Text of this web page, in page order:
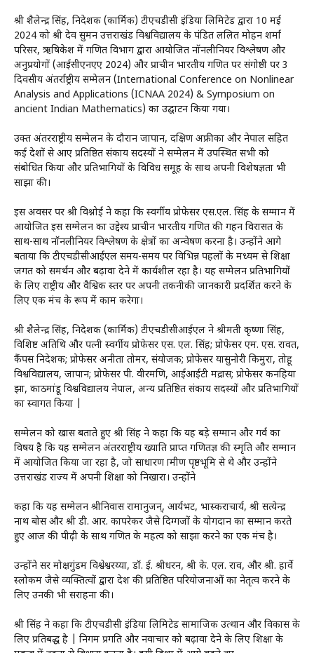
श्री शैलेन्द्र सिंह, निदेशक (कार्मिक) टीएचडीसी इंडिया लिमिटेड द्वारा 10 मई
2024 को श्री देव सुमन उत्तराखंड विश्वविद्यालय के पंडित ललित मोहन शर्मा
परिसर, ऋषिकेश में गणित विभाग द्वारा आयोजित नॉनलीनियर विश्लेषण और
अनुप्रयोगों (आईसीएनएए 2024) और प्राचीन भारतीय गणित पर संगोष्ठी पर 3
दिवसीय अंतर्राष्ट्रीय सम्मेलन (International Conference on Nonlinear
Analysis and Applications (ICNAA 2024) & Symposium on
ancient Indian Mathematics) का उद्घाटन किया गया।
उक्त अंतरराष्ट्रीय सम्मेलन के दौरान जापान, दक्षिण अफ्रीका और नेपाल सहित
कई देशों से आए प्रतिष्ठित संकाय सदस्यों ने सम्मेलन में उपस्थित सभी को
संबोधित किया और प्रतिभागियों के विविध समूह के साथ अपनी विशेषज्ञता भी
साझा की।
इस अवसर पर श्री विश्नोई ने कहा कि स्वर्गीय प्रोफेसर एस.एल. सिंह के सम्मान में
आयोजित इस सम्मेलन का उद्देश्य प्राचीन भारतीय गणित की गहन विरासत के
साथ-साथ नॉनलीनियर विश्लेषण के क्षेत्रों का अन्वेषण करना है। उन्होंने आगे
बताया कि टीएचडीसीआईएल समय-समय पर विभिन्न पहलों के मध्यम से शिक्षा
जगत को समर्थन और बढ़ावा देने में कार्यशील रहा है। यह सम्मेलन प्रतिभागियों
के लिए राष्ट्रीय और वैश्विक स्तर पर अपनी तकनीकी जानकारी प्रदर्शित करने के
लिए एक मंच के रूप में काम करेगा।
श्री शैलेन्द्र सिंह, निदेशक (कार्मिक) टीएचडीसीआईएल ने श्रीमती कृष्णा सिंह,
विशिष्ट अतिथि और पत्नी स्वर्गीय प्रोफेसर एस. एल. सिंह; प्रोफेसर एम. एस. रावत,
कैंपस निदेशक; प्रोफेसर अनीता तोमर, संयोजक; प्रोफेसर यासुनोरी किमुरा, तोहू
विश्वविद्यालय, जापान; प्रोफेसर पी. वीरमणि, आईआईटी मद्रास; प्रोफेसर कनहिया
झा, काठमांडू विश्वविद्यालय नेपाल, अन्य प्रतिष्ठित संकाय सदस्यों और प्रतिभागियों
का स्वागत किया |
सम्मेलन को खास बताते हुए श्री सिंह ने कहा कि यह बड़े सम्मान और गर्व का
विषय है कि यह सम्मेलन अंतरराष्ट्रीय ख्याति प्राप्त गणितज्ञ की स्मृति और सम्मान
में आयोजित किया जा रहा है, जो साधारण ग्रामीण पृष्ठभूमि से थे और उन्होंने
उत्तराखंड राज्य में अपनी शिक्षा को निखारा। उन्होंने
कहा कि यह सम्मेलन श्रीनिवास रामानुजन्, आर्यभट, भास्कराचार्य, श्री सत्येन्द्र
नाथ बोस और श्री डी. आर. कापरेकर जैसे दिग्गजों के योगदान का सम्मान करते
हुए आज की पीढ़ी के साथ गणित के महत्व को साझा करने का एक मंच है।
उन्होंने सर मोक्षगुंडम विश्वेश्वरय्या, डॉ. ई. श्रीधरन, श्री के. एल. राव, और श्री. हार्वे
स्लोकम जैसे व्यक्तित्वों द्वारा देश की प्रतिष्ठित परियोजनाओं का नेतृत्व करने के
लिए उनकी भी सराहना की।
श्री सिंह ने कहा कि टीएचडीसी इंडिया लिमिटेड सामाजिक उत्थान और विकास के
लिए प्रतिबद्ध है | निगम प्रगति और नवाचार को बढ़ावा देने के लिए शिक्षा के